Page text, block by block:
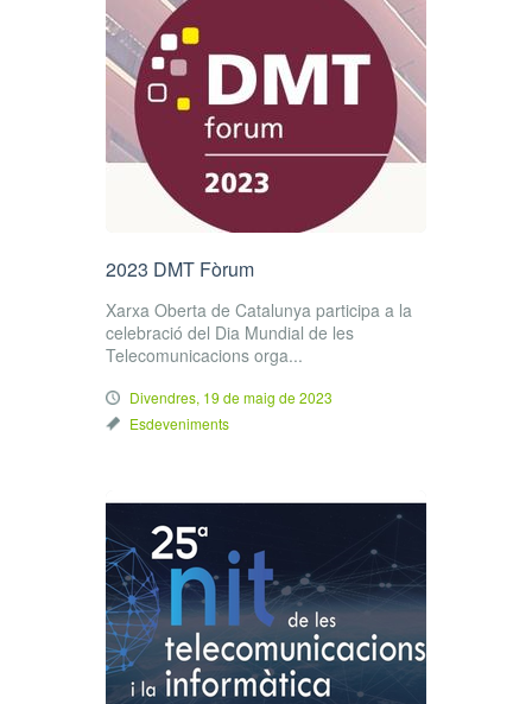
2023 DMT Fòrum
Xarxa Oberta de Catalunya participa a la
celebració del Dia Mundial de les
Telecomunicacions orga...
Divendres, 19 de maig de 2023
Esdeveniments